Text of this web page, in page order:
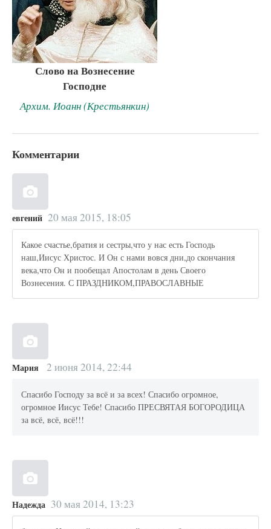
Слово на Вознесение
Господне
Архим. Иоанн (Крестьянкин)
Комментарии
евгений 20 мая 2015, 18:05
Какое счастье,братия и сестры,что у нас есть Господь
наш,Иисус Христос. И Он с нами вовся дни,до скончания
века,что Он и пообещал Апостолам в день Своего
Вознесения. С ПРАЗДНИКОМ,ПРАВОСЛАВНЫЕ
Мария 2 июня 2014, 22:44
Спасибо Господу за всё и за всех! Спасибо огромное,
огромное Иисус Тебе! Спасибо ПРЕСВЯТАЯ БОГОРОДИЦА
за всё, всё, всё!!!
Надежда 30 мая 2014, 13:23